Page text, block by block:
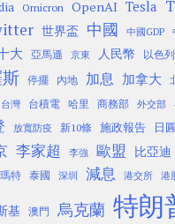
Omicron OpenAI Tesla
世界盃 中國 中國GDP
大 亞馬遜 京東 人民幣 以色列
停擺 內地 加息 加拿大
台灣 台積電 哈里 商務部 外交部
放寬防疫 新10條 施政報告 日圓
李家超 李強 歐盟 比亞迪
特 泰國 深圳 減息 港交所 港
基 澳門 烏克蘭 特朗